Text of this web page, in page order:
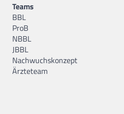
Teams
BBL
ProB
NBBL
JBBL
Nachwuchskonzept
Ärzteteam